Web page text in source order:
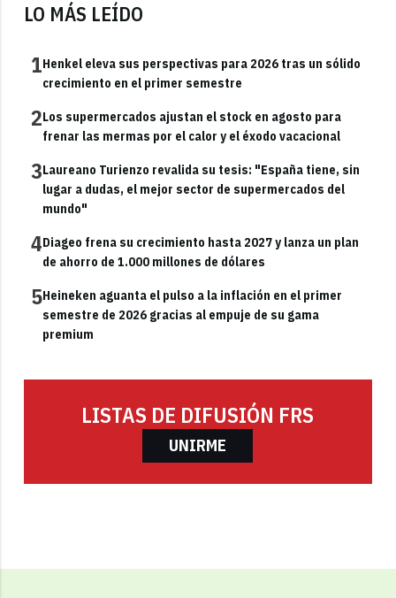
LO MÁS LEÍDO
1Henkel eleva sus perspectivas para 2026 tras un sólido
crecimiento en el primer semestre
2Los supermercados ajustan el stock en agosto para
frenar las mermas por el calor y el éxodo vacacional
3Laureano Turienzo revalida su tesis: "España tiene, sin
lugar a dudas, el mejor sector de supermercados del
mundo"
4Diageo frena su crecimiento hasta 2027 y lanza un plan
de ahorro de 1.000 millones de dólares
5Heineken aguanta el pulso a la inflación en el primer
semestre de 2026 gracias al empuje de su gama
premium
LISTAS DE DIFUSIÓN FRS
UNIRME